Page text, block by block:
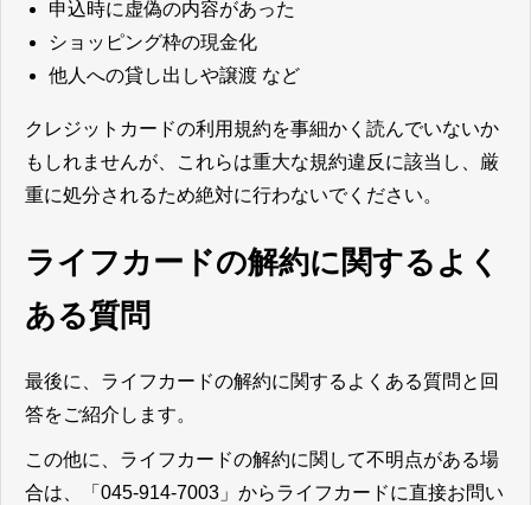
申込時に虚偽の内容があった
ショッピング枠の現金化
他人への貸し出しや譲渡 など
クレジットカードの利用規約を事細かく読んでいないか
もしれませんが、これらは重大な規約違反に該当し、厳
重に処分されるため絶対に行わないでください。
ライフカードの解約に関するよく
ある質問
最後に、ライフカードの解約に関するよくある質問と回
答をご紹介します。
この他に、ライフカードの解約に関して不明点がある場
合は、「045-914-7003」からライフカードに直接お問い